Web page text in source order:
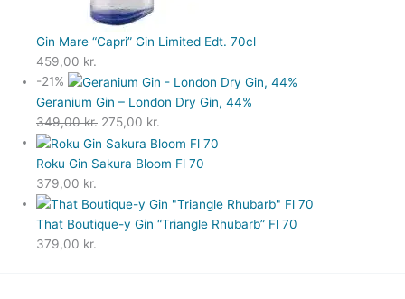
Gin Mare “Capri” Gin Limited Edt. 70cl
459,00 kr.
-21%
Geranium Gin – London Dry Gin, 44%
349,00kr. 275,00 kr.
Roku Gin Sakura Bloom Fl 70
379,00 kr.
That Boutique-y Gin “Triangle Rhubarb” Fl 70
379,00 kr.